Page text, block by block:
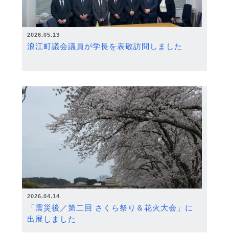
2026.05.13
浪江町議会議員が学長を表敬訪問しました
2026.04.14
「震災後／第二回 さくら祭り＆花火大会」に
出展しました